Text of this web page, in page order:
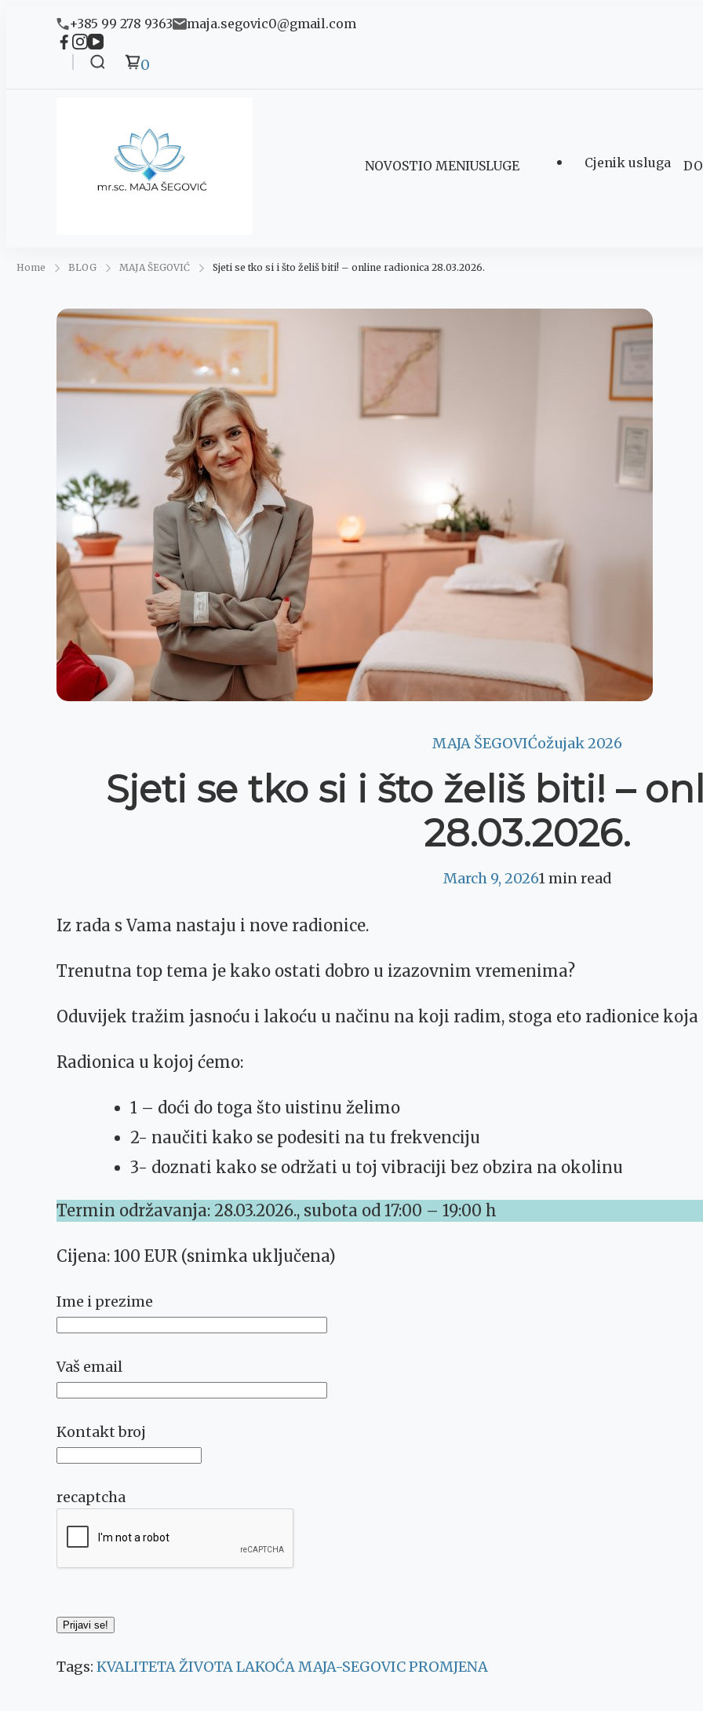
+385 99 278 9363 maja.segovic0@gmail.com
0
NOVOSTIO MENIUSLUGE Cjenik usluga
Home BLOG MAJA ŠEGOVIĆ Sjeti se tko si i što želiš biti! – online radionica 28.03.2026.
MAJA ŠEGOVIĆožujak 2026
Sjeti se tko si i što želiš biti! –
28.03.2026.
March 9, 20261 min read
Iz rada s Vama nastaju i nove radionice.
Trenutna top tema je kako ostati dobro u izazovnim vremenima?
Oduvijek tražim jasnoću i lakoću u načinu na koji radim, stoga eto radionice koja
Radionica u kojoj ćemo:
1 – doći do toga što uistinu želimo
2- naučiti kako se podesiti na tu frekvenciju
3- doznati kako se održati u toj vibraciji bez obzira na okolinu
Termin održavanja: 28.03.2026., subota od 17:00 – 19:00 h
Cijena: 100 EUR (snimka uključena)
Ime i prezime
Vaš email
Kontakt broj
recaptcha
Tags: KVALITETA ŽIVOTALAKOĆAMAJA-SEGOVICPROMJENA